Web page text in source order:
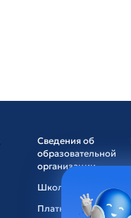
Сведения об
образовательной
организации
Школа
Платные услуги